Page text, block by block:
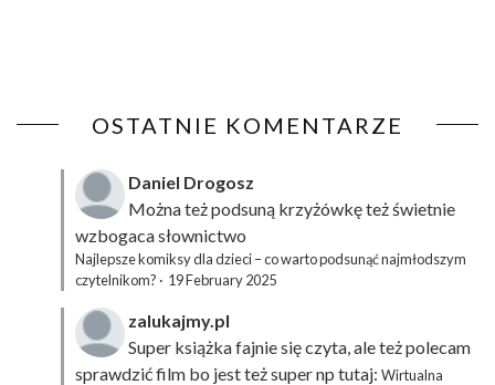
OSTATNIE KOMENTARZE
Daniel Drogosz
Można też podsuną krzyżówkęteż świetnie
wzbogaca słownictwo
Najlepsze komiksy dla dzieci – co warto podsunąć najmłodszym
czytelnikom? · 19 February 2025
zalukajmy.pl
Super książka fajnie się czyta, ale też polecam
sprawdzić film bo jest też super np tutaj: Wirtualna